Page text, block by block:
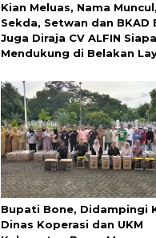
Kian Meluas, Nama Muncul,
Sekda, Setwan dan BKAD
Juga Diraja CV ALFIN
Mendukung di Belakan
Bupati Bone, Didampingi
Dinas Koperasi dan UKM